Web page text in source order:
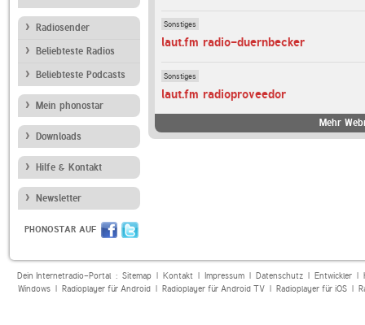
Radiosender
Beliebteste Radios
Beliebteste Podcasts
Mein phonostar
Downloads
Hilfe & Kontakt
Newsletter
PHONOSTAR AUF
Sonstiges
laut.fm radio-duernbecker
Sonstiges
laut.fm radioproveedor
Mehr
Dein Internetradio-Portal : Sitemap| Kontakt| Impressum| Datenschutz| Entwickler|
Windows| Radioplayer für Android| Radioplayer für Android TV| Radioplayer für iOS|